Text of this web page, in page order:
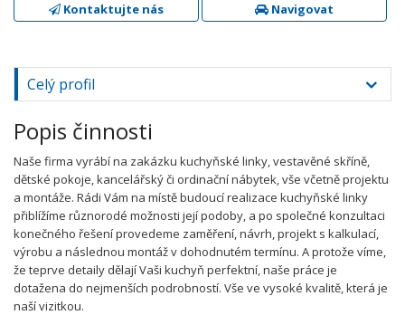
Kontaktujte nás
Navigovat
Celý profil
Popis činnosti
Naše firma vyrábí na zakázku kuchyňské linky, vestavěné skříně,
dětské pokoje, kancelářský či ordinační nábytek, vše včetně projektu
a montáže. Rádi Vám na místě budoucí realizace kuchyňské linky
přiblížíme různorodé možnosti její podoby, a po společné konzultaci
konečného řešení provedeme zaměření, návrh, projekt s kalkulací,
výrobu a následnou montáž v dohodnutém termínu. A protože víme,
že teprve detaily dělají Vaši kuchyň perfektní, naše práce je
dotažena do nejmenších podrobností. Vše ve vysoké kvalitě, která je
naší vizitkou.